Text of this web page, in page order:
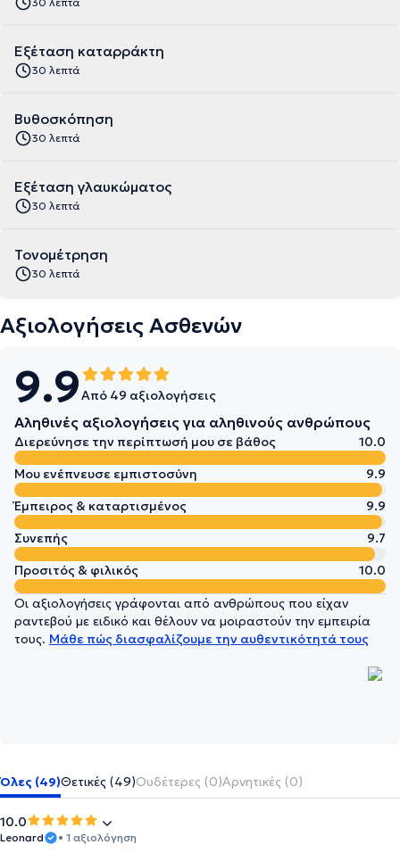
Εξέταση καταρράκτη
30 λεπτά
Βυθοσκόπηση
30 λεπτά
Εξέταση γλαυκώματος
30 λεπτά
Τονομέτρηση
30 λεπτά
Αξιολογήσεις Ασθενών
9.9Από 49 αξιολογήσεις
Αληθινές αξιολογήσεις για αληθινούς ανθρώπους
Διερεύνησε την περίπτωσή μου σε βάθος
10.0
Μου ενέπνευσε εμπιστοσύνη
9.9
Έμπειρος & καταρτισμένος
9.9
Συνεπής
9.7
Προσιτός & φιλικός
10.0
Οι αξιολογήσεις γράφονται από ανθρώπους που είχαν
ραντεβού με ειδικό και θέλουν να μοιραστούν την εμπειρία
τους. Μάθε πώς διασφαλίζουμε την αυθεντικότητά τους
Όλες (49)Θετικές (49)Ουδέτερες (0)Αρνητικές (0)
10.0
Leonard • 1 αξιολόγηση